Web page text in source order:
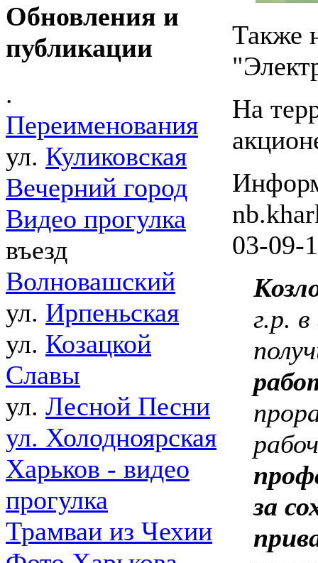
Обновления и
публикации
.
Переименования
ул. Куликовская
Вечерний город
Видео прогулка
въезд
Волновашский
ул. Ирпеньская
ул. Козацкой
Славы
ул. Лесной Песни
ул. Холодноярская
Харьков - видео
прогулка
Трамваи из Чехии
Также
На
03-09-
г.р.
за